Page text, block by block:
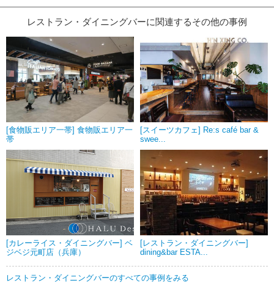
レストラン・ダイニングバーに関連するその他の事例
[食物販エリア一帯] 食物販エリア一
帯
[スイーツカフェ] Re:s café bar &
swee...
[カレーライス・ダイニングバー] ベ
ジベジ元町店（兵庫）
[レストラン・ダイニングバー]
dining&bar ESTA...
レストラン・ダイニングバーのすべての事例をみる